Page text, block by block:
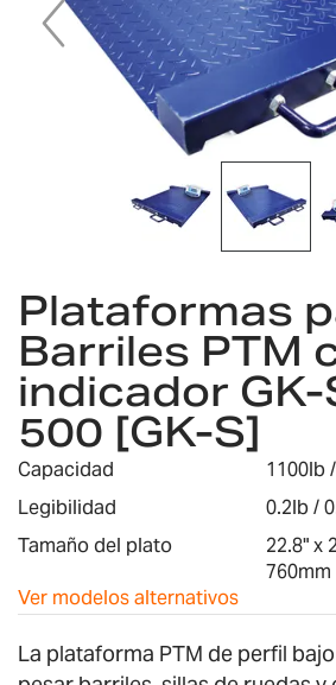
galería
al
comienzo
de
la
galería
de
imágenes
Plataformas
Barriles PTM
indicador
500 [GK-S]
Capacidad
1100lb
Legibilidad
0.2lb /
Tamaño del plato
22.8" x
760mm
Ver modelos alternativos
La plataforma PTM de perfil